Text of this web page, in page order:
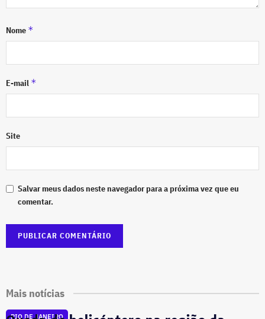
Nome *
E-mail *
Site
Salvar meus dados neste navegador para a próxima vez que eu
comentar.
Mais notícias
RIO DE JANEIRO